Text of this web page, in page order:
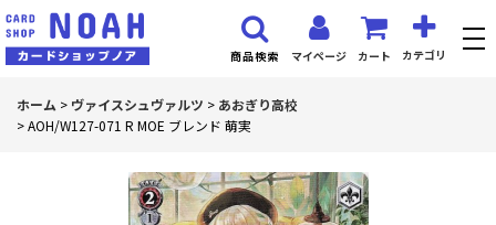
マイページ カート カテゴリ
商品検索
ホーム > ヴァイスシュヴァルツ > あおぎり高校
>AOH/W127-071 R MOE ブレンド 萌実